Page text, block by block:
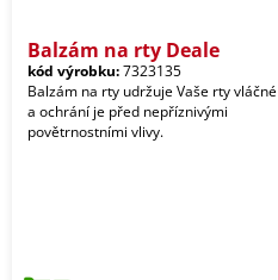
Balzám na rty Deale
kód výrobku:7323135
Balzám na rty udržuje Vaše rty vláčné
a ochrání je před nepříznivými
povětrnostními vlivy.